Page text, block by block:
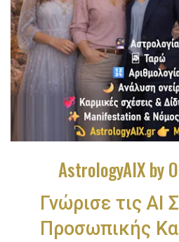
AstrologyAIX by
Γνώρισε τις ΑΙ
Προσωπικής